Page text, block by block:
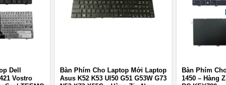
Dell
Vostro
Bàn Phím Cho Laptop Mới Laptop
Asus K52 K53 Ul50 G51 G53W G73
Bàn Phím
1450 – Hàng